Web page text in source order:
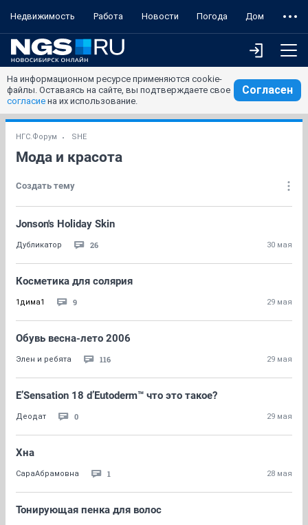
Недвижимость Работа Новости Погода Дом
На информационном ресурсе применяются cookie-
файлы. Оставаясь на сайте, вы подтверждаете свое
согласие на их использование.
Согласен
НГС.Форум SHE
Мода и красота
Создать тему
Jonson's Holiday Skin
Дубликатор 26 30 мая
Косметика для солярия
1дима1 9 29 мая
Обувь весна-лето 2006
Элен и ребята 116 29 мая
E’Sensation 18 d’Eutoderm™ что это такое?
Деодат 0 29 мая
Хна
СараАбрамовна 1 28 мая
Тонирующая пенка для волос